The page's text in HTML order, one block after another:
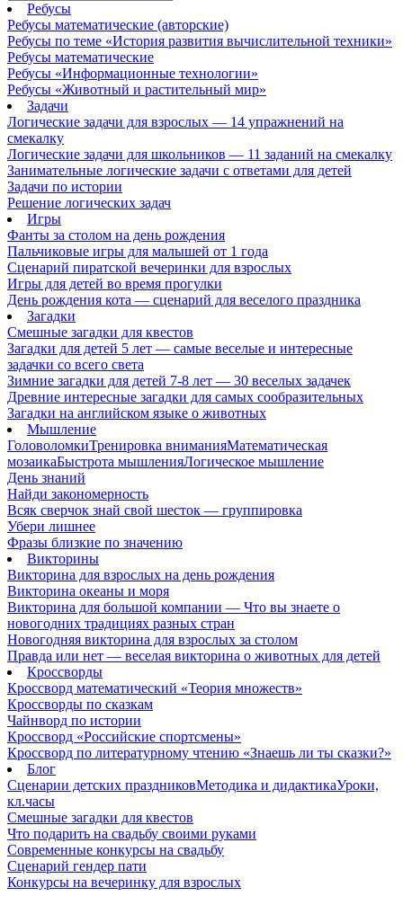
Ребусы
Ребусы математические (авторские)
Ребусы по теме «История развития вычислительной техники»
Ребусы математические
Ребусы «Информационные технологии»
Ребусы «Животный и растительный мир»
Задачи
Логические задачи для взрослых — 14 упражнений на
смекалку
Логические задачи для школьников — 11 заданий на смекалку
Занимательные логические задачи с ответами для детей
Задачи по истории
Решение логических задач
Игры
Фанты за столом на день рождения
Пальчиковые игры для малышей от 1 года
Сценарий пиратской вечеринки для взрослых
Игры для детей во время прогулки
День рождения кота — сценарий для веселого праздника
Загадки
Смешные загадки для квестов
Загадки для детей 5 лет — самые веселые и интересные
задачки со всего света
Зимние загадки для детей 7-8 лет — 30 веселых задачек
Древние интересные загадки для самых сообразительных
Загадки на английском языке о животных
Мышление
ГоловоломкиТренировка вниманияМатематическая
мозаикаБыстрота мышленияЛогическое мышление
День знаний
Найди закономерность
Всяк сверчок знай свой шесток — группировка
Убери лишнее
Фразы близкие по значению
Викторины
Викторина для взрослых на день рождения
Викторина океаны и моря
Викторина для большой компании — Что вы знаете о
новогодних традициях разных стран
Новогодняя викторина для взрослых за столом
Правда или нет — веселая викторина о животных для детей
Кроссворды
Кроссворд математический «Теория множеств»
Кроссворды по сказкам
Чайнворд по истории
Кроссворд «Российские спортсмены»
Кроссворд по литературному чтению «Знаешь ли ты сказки?»
Блог
Сценарии детских праздниковМетодика и дидактикаУроки,
кл.часы
Смешные загадки для квестов
Что подарить на свадьбу своими руками
Современные конкурсы на свадьбу
Сценарий гендер пати
Конкурсы на вечеринку для взрослых